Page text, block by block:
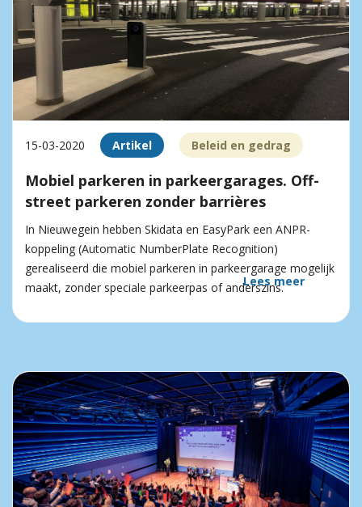
15-03-2020 Artikel Beleid en gedrag
Mobiel parkeren in parkeergarages. Off-
street parkeren zonder barrières
In Nieuwegein hebben Skidata en EasyPark een ANPR-
koppeling (Automatic NumberPlate Recognition)
gerealiseerd die mobiel parkeren in parkeergarage mogelijk
maakt, zonder speciale parkeerpas of anderszins.
Lees meer